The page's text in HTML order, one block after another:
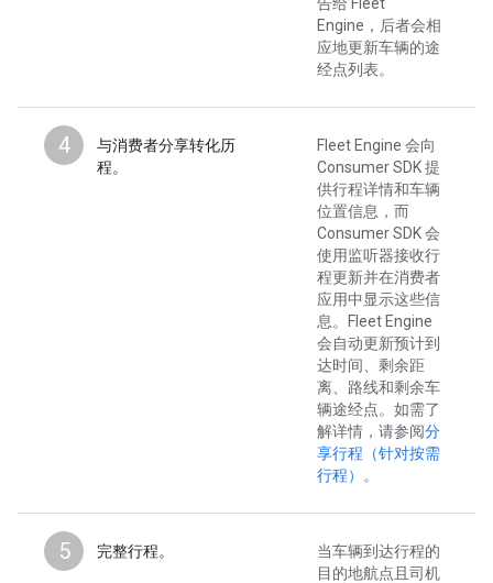
Engine，后者会相
应地更新车辆的途
经点列表。
4
与消费者分享转化历
程。
Fleet Engine 会向
Consumer SDK 提
供行程详情和车辆
位置信息，而
Consumer SDK 会
使用监听器接收行
程更新并在消费者
应用中显示这些信
息。Fleet Engine
会自动更新预计到
达时间、剩余距
离、路线和剩余车
辆途经点。如需了
解详情，请参阅分
享行程（针对按需
行程）
。
5 完整行程。
当车辆到达行程的
目的地航点且司机